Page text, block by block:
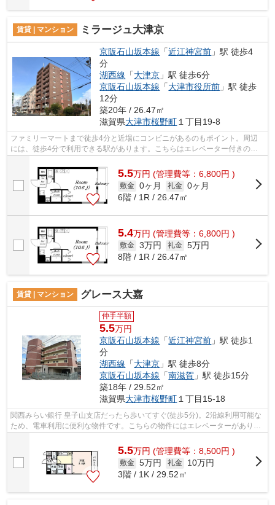
賃貸 | マンション ミラージュ大津京
京阪石山坂本線 「近江神宮前 」駅 徒歩4
分
湖西線 「大津京 」駅 徒歩6分
京阪石山坂本線 「大津市役所前 」駅 徒歩
12分
築20年 / 26.47㎡
滋賀県大津市桜野町 １丁目19-8
ファミリーマートまで徒歩4分と近場にコンビニがあるのもポイント。周辺
には、徒歩4分で利用できる駅があります。こちらはエレベーター付きの物
件です。2沿線利用可能な物件です。ハウ...
5.5万円 (管理費等：6,800円 )
敷金 0ヶ月 礼金 0ヶ月
6階 / 1R / 26.47㎡
5.4万円 (管理費等：6,800円 )
敷金 3万円 礼金 5万円
8階 / 1R / 26.47㎡
賃貸 | マンション グレース大嘉
仲手半額
5.5万円
京阪石山坂本線 「近江神宮前 」駅 徒歩1
分
湖西線 「大津京 」駅 徒歩8分
京阪石山坂本線 「南滋賀 」駅 徒歩15分
築18年 / 29.52㎡
滋賀県大津市桜野町 １丁目15-18
関西みらい銀行 皇子山支店だったら歩いてすぐ(徒歩5分)。2沿線利用可能な
ため、電車利用に便利な物件です。こちらの物件にはエレベーターがありま
す。徒歩1分に駅がある物件です。メ...
5.5万円 (管理費等：8,500円 )
敷金 5万円 礼金
10万円
3階 / 1K / 29.52㎡